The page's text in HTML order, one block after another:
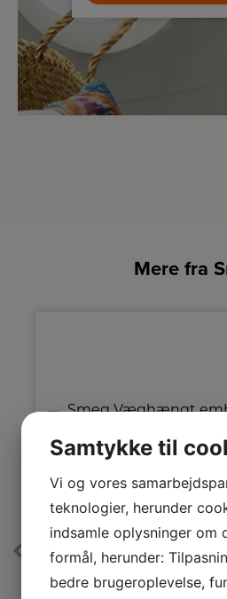
Mere fra
A+
Smeg Væghængt
KD90HNE
Samtykke til
Vi og vores
teknologier, herunder
indsamle oplysninger om
formål, herunder:
bedre brugeroplevelse,